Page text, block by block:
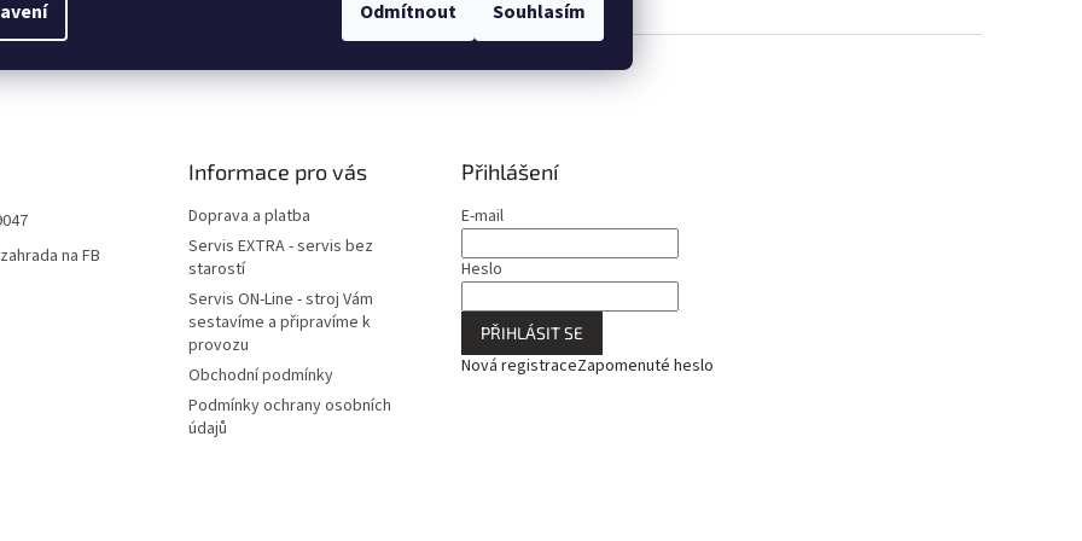
Odmítnout Souhlasím
na FB
Informace pro vás
Doprava a platba
Servis EXTRA - servis bez
starostí
Servis ON-Line - stroj Vám
sestavíme a připravíme k
provozu
Obchodní podmínky
Podmínky ochrany osobních
údajů
Přihlášení
E-mail
Heslo
PŘIHLÁSIT SE
Nová registraceZapomenuté heslo